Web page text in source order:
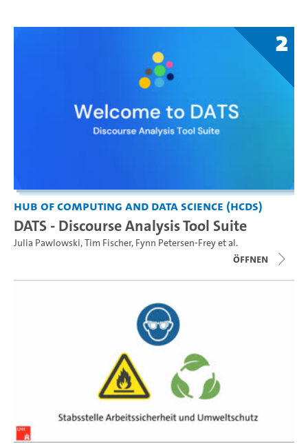
2
Hub of Computing and Data Science (HCDS)
DATS - Discourse Analysis Tool Suite
Julia Pawlowski,Tim Fischer, Fynn Petersen-Freyet al.
Öffnen